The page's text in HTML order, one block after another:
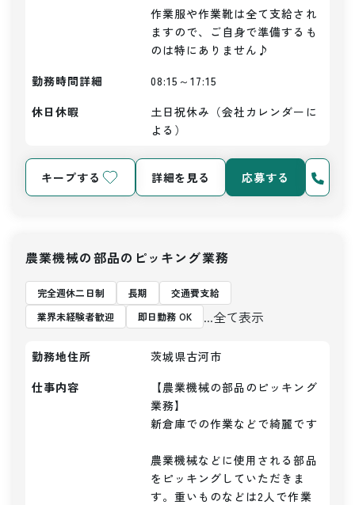
作業服や作業靴は全て支給され
ますので、ご自身で準備するも
のは特にありません♪
勤務時間詳細
08:15～17:15
休日休暇
土日祝休み（会社カレンダーに
よる）
キープする 詳細を見る 応募する
農業機械の部品のピッキング業務
完全週休二日制 長期
交通費支給
業界未経験者歓迎
即日勤務 OK ...全て表示
勤務地住所
茨城県古河市
仕事内容
【農業機械の部品のピッキング
業務】
新倉庫での作業などで綺麗です
農業機械などに使用される部品
をピッキングしていただきま
す。重いものなどは2人で作業